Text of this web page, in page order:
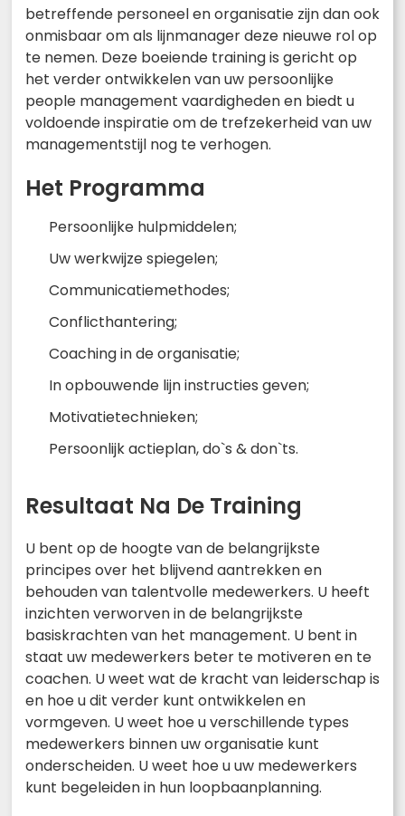
betreffende personeel en organisatie zijn dan ook
onmisbaar om als lijnmanager deze nieuwe rol op
te nemen. Deze boeiende training is gericht op
het verder ontwikkelen van uw persoonlijke
people management vaardigheden en biedt u
voldoende inspiratie om de trefzekerheid van uw
managementstijl nog te verhogen.
Het Programma
Persoonlijke hulpmiddelen;
Uw werkwijze spiegelen;
Communicatiemethodes;
Conflicthantering;
Coaching in de organisatie;
In opbouwende lijn instructies geven;
Motivatietechnieken;
Persoonlijk actieplan, do`s & don`ts.
Resultaat Na De Training
U bent op de hoogte van de belangrijkste
principes over het blijvend aantrekken en
behouden van talentvolle medewerkers. U heeft
inzichten verworven in de belangrijkste
basiskrachten van het management. U bent in
staat uw medewerkers beter te motiveren en te
coachen. U weet wat de kracht van leiderschap is
en hoe u dit verder kunt ontwikkelen en
vormgeven. U weet hoe u verschillende types
medewerkers binnen uw organisatie kunt
onderscheiden. U weet hoe u uw medewerkers
kunt begeleiden in hun loopbaanplanning.